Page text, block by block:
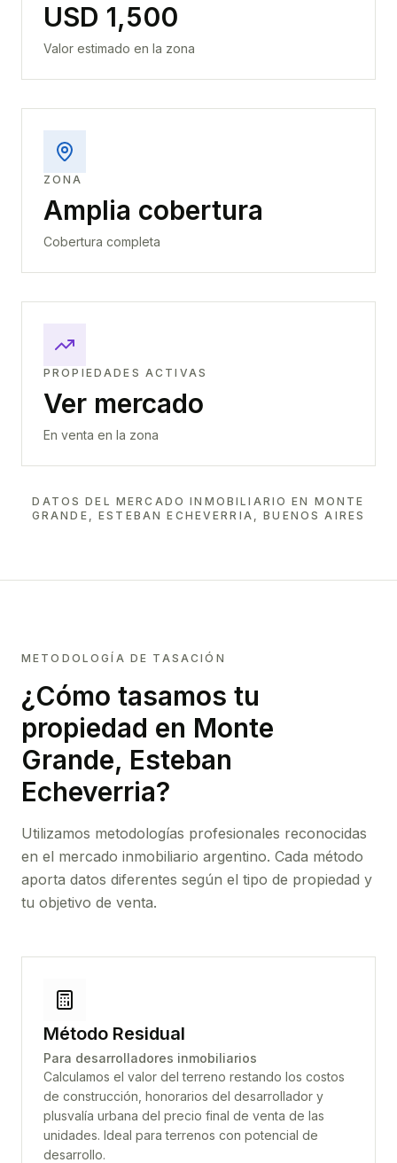
USD 1,500
Valor estimado en la zona
ZONA
Amplia cobertura
Cobertura completa
PROPIEDADES ACTIVAS
Ver mercado
En venta en la zona
DATOS DEL MERCADO INMOBILIARIO EN MONTE
GRANDE, ESTEBAN ECHEVERRIA, BUENOS AIRES
METODOLOGÍA DE TASACIÓN
¿Cómo tasamos tu
propiedad en Monte
Grande, Esteban
Echeverria?
Utilizamos metodologías profesionales reconocidas
en el mercado inmobiliario argentino. Cada método
aporta datos diferentes según el tipo de propiedad y
tu objetivo de venta.
Método Residual
Para desarrolladores inmobiliarios
Calculamos el valor del terreno restando los costos
de construcción, honorarios del desarrollador y
plusvalía urbana del precio final de venta de las
unidades. Ideal para terrenos con potencial de
desarrollo.